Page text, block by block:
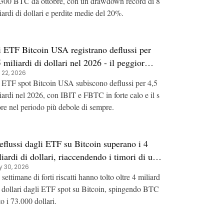
di dollari e perdite medie del 20%.
Bitcoin USA registrano deflussi per
miliardi di dollari nel 2026 - il peggior
dal lancio di gennaio 2024
22, 2026
spot Bitcoin USA subiscono deflussi per 4,5
nel 2026, con IBIT e FBTC in forte calo e il s
nel periodo più debole di sempre.
dagli ETF su Bitcoin superano i 4
di dollari, riaccendendo i timori di una
più profonda
30, 2026
settimane di forti riscatti hanno tolto oltre 4 miliard
dagli ETF spot su Bitcoin, spingendo BTC
i 73.000 dollari.